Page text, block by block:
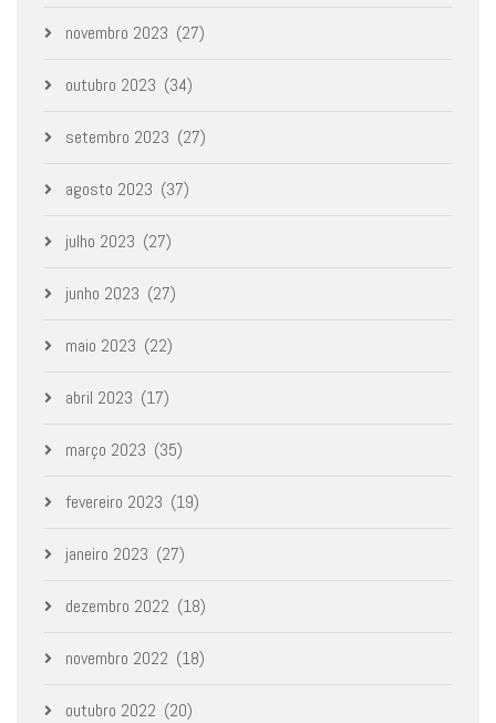
novembro 2023 (27)
outubro 2023 (34)
setembro 2023 (27)
agosto 2023 (37)
julho 2023 (27)
junho 2023 (27)
maio 2023 (22)
abril 2023 (17)
março 2023 (35)
fevereiro 2023 (19)
janeiro 2023 (27)
dezembro 2022 (18)
novembro 2022 (18)
outubro 2022 (20)